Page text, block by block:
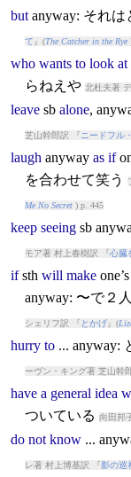
but anyway: それは
て 』(The Catcher in the Rye
who wants to look at
らねえや 北杜夫著
leavesb alone,
芝山幹郎訳 『 ニードフル
laugh anyway as if
を合わせて笑う
Me No Secret) p. 445
keep seeingsb
モア著 村上春樹訳 『心臓
ifsth will makeone’s
anyway: 〜で２
シェリフ訳 『 とかげ』(
hurry to... anyway:
ーヴン・キング著 芝山幹
have a general idea
ついている 向田邦
do not know...
レ著 村上博基訳 『影の巡